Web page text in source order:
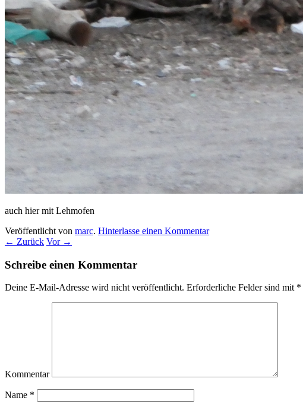
auch hier mit Lehmofen
Veröffentlicht von marc. Hinterlasse einen Kommentar
← Zurück Vor →
Schreibe einen Kommentar
Deine E-Mail-Adresse wird nicht veröffentlicht. Erforderliche Felder sind mit *
Kommentar
Name *